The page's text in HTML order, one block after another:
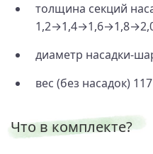
толщина секций
диаметр насадки-
вес (без насадок)
Что в комплекте?